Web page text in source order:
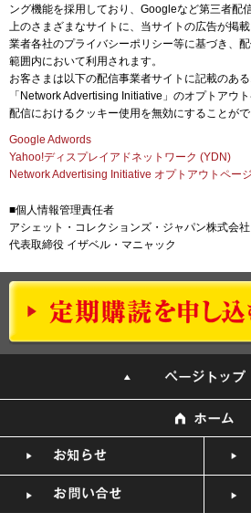
ング機能を採用しており、Googleなど第三者配
上のさまざまなサイトに、当サイトの広告が掲
業者各社のプライバシーポリシー等に基づき、
範囲内において利用されます。
お客さまは以下の配信事業者サイトに記載のあ
「Network Advertising Initiative」のオプトアウ
配信におけるクッキー使用を無効にすることがで
Google Adwords
Yahoo!ディスプレイアドネットワーク (YDN)
Network Advertising Initiative オプトアウトページ
■個人情報管理責任者
アシェット・コレクションズ・ジャパン株式会社
代表取締役 イザベル・マニャック